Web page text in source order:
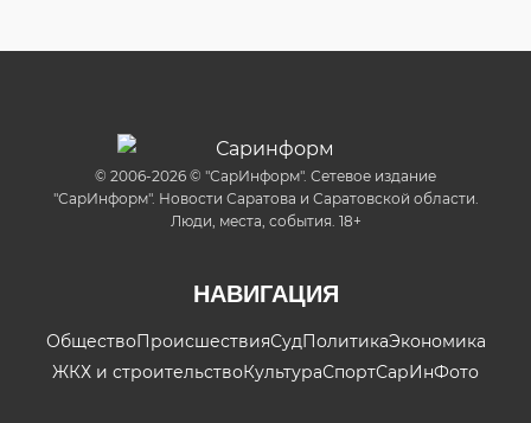
© 2006-2026 © "СарИнформ". Сетевое издание
"СарИнформ". Новости Саратова и Саратовской области.
Люди, места, события. 18+
НАВИГАЦИЯ
ОбществоПроисшествияСудПолитикаЭкономика
ЖКХ и строительствоКультураСпортСарИнФото